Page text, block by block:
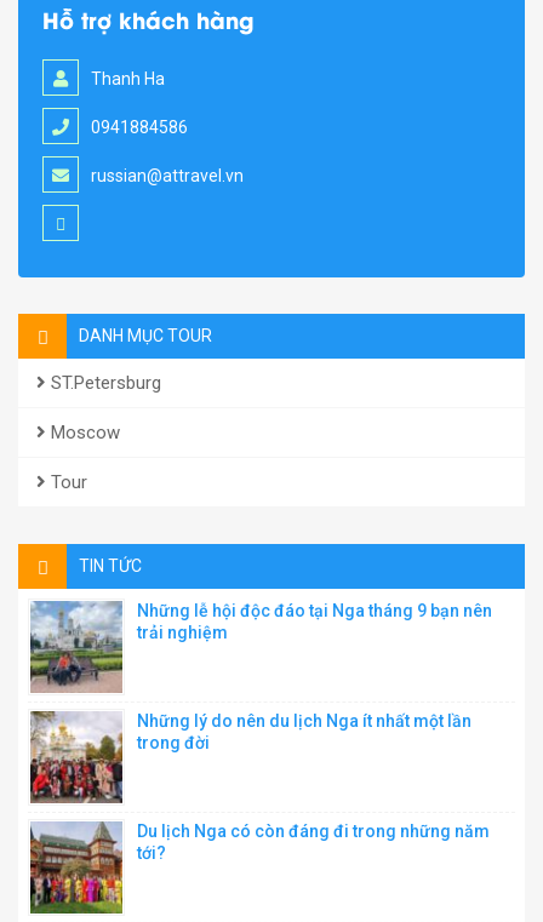
Hỗ trợ khách hàng
Thanh Ha
0941884586
russian@attravel.vn
DANH MỤC TOUR
ST.Petersburg
Moscow
Tour
TIN TỨC
Những lễ hội độc đáo tại Nga tháng 9 bạn nên
trải nghiệm
Những lý do nên du lịch Nga ít nhất một lần
trong đời
Du lịch Nga có còn đáng đi trong những năm
tới?